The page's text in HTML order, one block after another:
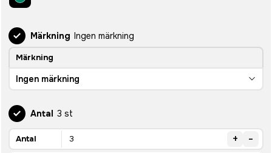
Märkning Ingen märkning
Märkning
Ingen märkning
Antal 3 st
Antal + -